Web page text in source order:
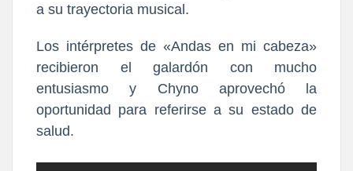
a su trayectoria musical.
Los intérpretes de «Andas en mi cabeza»
recibieron el galardón con mucho
entusiasmo y Chyno aprovechó la
oportunidad para referirse a su estado de
salud.